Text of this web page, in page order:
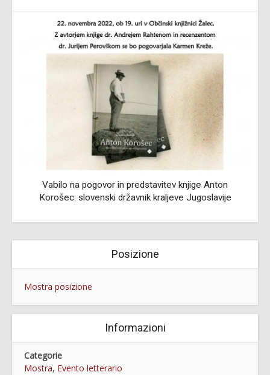
Vabilo na pogovor in predstavitev knjige Anton
Korošec: slovenski državnik kraljeve Jugoslavije
Posizione
Mostra posizione
Informazioni
Categorie
Mostra, Evento letterario